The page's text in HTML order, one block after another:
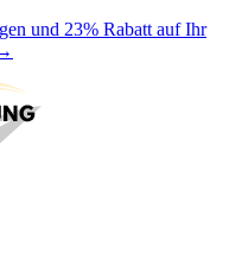
und 23% Rabatt auf Ihr